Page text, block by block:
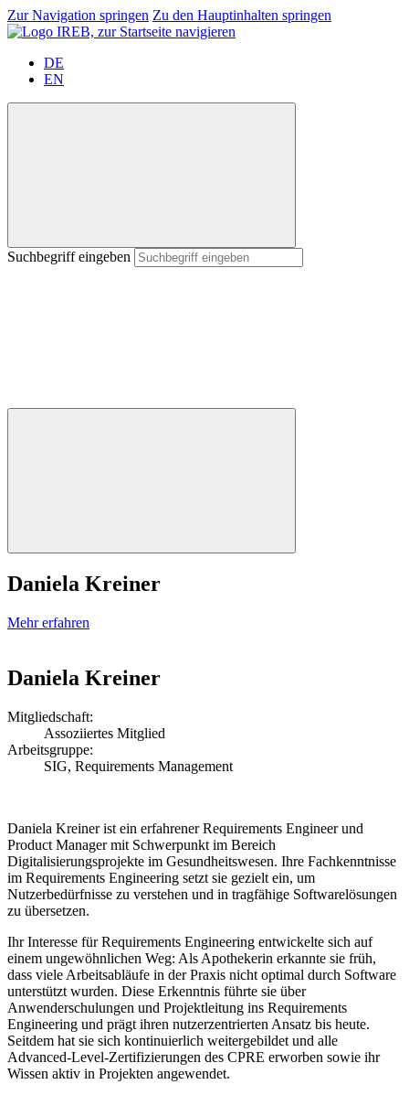
Zur Navigation springen Zu den Hauptinhalten springen
DE
EN
Suchbegriff eingeben
Daniela Kreiner
Mehr erfahren
Daniela Kreiner
Mitgliedschaft:
Assoziiertes Mitglied
Arbeitsgruppe:
SIG, Requirements Management
Daniela Kreiner ist ein erfahrener Requirements Engineer und
Product Manager mit Schwerpunkt im Bereich
Digitalisierungsprojekte im Gesundheitswesen. Ihre Fachkenntnisse
im Requirements Engineering setzt sie gezielt ein, um
Nutzerbedürfnisse zu verstehen und in tragfähige Softwarelösungen
zu übersetzen.
Ihr Interesse für Requirements Engineering entwickelte sich auf
einem ungewöhnlichen Weg: Als Apothekerin erkannte sie früh,
dass viele Arbeitsabläufe in der Praxis nicht optimal durch Software
unterstützt wurden. Diese Erkenntnis führte sie über
Anwenderschulungen und Projektleitung ins Requirements
Engineering und prägt ihren nutzerzentrierten Ansatz bis heute.
Seitdem hat sie sich kontinuierlich weitergebildet und alle
Advanced-Level-Zertifizierungen des CPRE erworben sowie ihr
Wissen aktiv in Projekten angewendet.